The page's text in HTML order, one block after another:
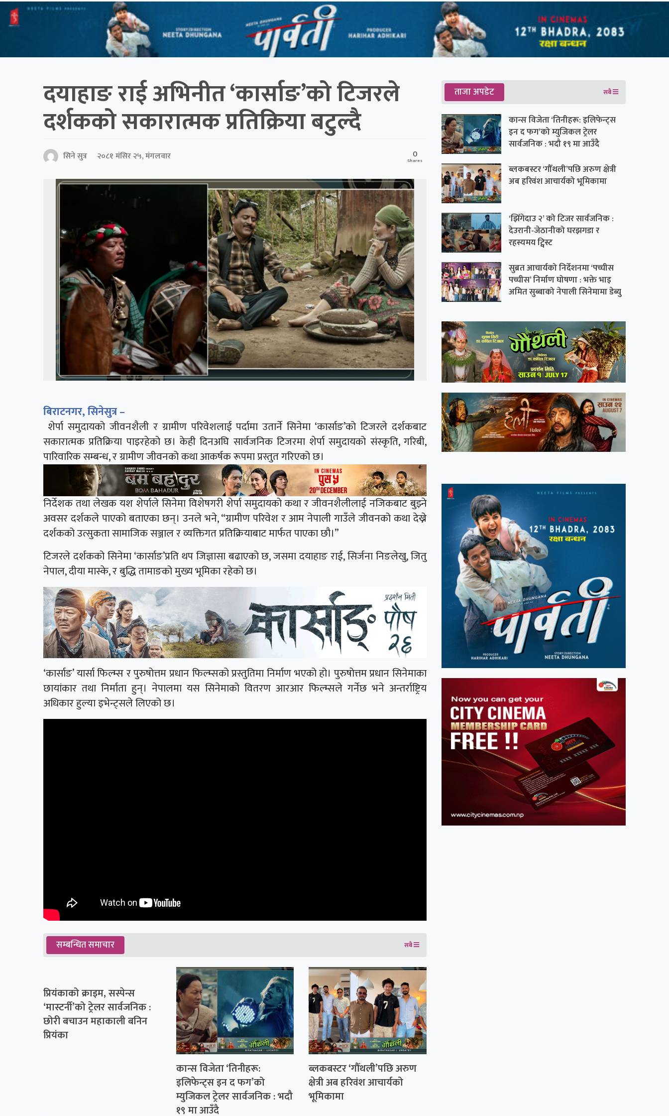
दयाहाङ राई अभिनीत ‘कार्साङ’को टिजरले
दर्शकको सकारात्मक प्रतिक्रिया बटुल्दै
सिने सुत्र २०८१ मंसिर २५, मंगलवार 0
Shares
बिराटनगर, सिनेसुत्र –
शेर्पा समुदायको जीवनशैली र ग्रामीण परिवेशलाई पर्दामा उतार्ने सिनेमा ‘कार्साङ’को टिजरले दर्शकबाट
सकारात्मक प्रतिक्रिया पाइरहेको छ। केही दिनअघि सार्वजनिक टिजरमा शेर्पा समुदायको संस्कृति, गरिबी,
पारिवारिक सम्बन्ध, र ग्रामीण जीवनको कथा आकर्षक रूपमा प्रस्तुत गरिएको छ।
निर्देशक तथा लेखक यश शेर्पाले सिनेमा विशेषगरी शेर्पा समुदायको कथा र जीवनशैलीलाई नजिकबाट बुझ्ने
अवसर दर्शकले पाएको बताएका छन्। उनले भने, “ग्रामीण परिवेश र आम नेपाली गाउँले जीवनको कथा देख्ने
दर्शकको उत्सुकता सामाजिक सञ्जाल र व्यक्तिगत प्रतिक्रियाबाट मार्फत पाएका छौ।”
टिजरले दर्शकको सिनेमा ‘कार्साङ’प्रति थप जिज्ञासा बढाएको छ, जसमा दयाहाङ राई, सिर्जना निङलेखु, जितु
नेपाल, दीया मास्के, र बुद्धि तामाङको मुख्य भूमिका रहेको छ।
‘कार्साङ’ यार्सा फिल्म्स र पुरुषोत्तम प्रधान फिल्म्सको प्रस्तुतिमा निर्माण भएको हो। पुरुषोत्तम प्रधान सिनेमाका
छायांकार तथा निर्माता हुन्। नेपालमा यस सिनेमाको वितरण आरआर फिल्म्सले गर्नेछ भने अन्तर्राष्ट्रिय
अधिकार हुल्या इभेन्ट्सले लिएको छ।
सम्बन्धित समाचार सबै
प्रियंकाको क्राइम, सस्पेन्स
‘मास्टर्नी’को ट्रेलर सार्वजनिक :
छोरी बचाउन महाकाली बनिन
प्रियंका
कान्स विजेता ‘तिनीहरू:
इलिफेन्ट्स इन द फग’को
म्युजिकल ट्रेलर सार्वजनिक : भदौ
१९ मा आउँदै
ब्लकबस्टर ‘गौँथली’पछि अरुण
क्षेत्री अब हरिवंश आचार्यको
भूमिकामा
ताजा अपडेट सबै
कान्स विजेता ‘तिनीहरू: इलिफेन्ट्स
इन द फग’को म्युजिकल ट्रेलर
सार्वजनिक : भदौ १९ मा आउँदै
ब्लकबस्टर ‘गौँथली’पछि अरुण क्षेत्री
अब हरिवंश आचार्यको भूमिकामा
‘झिँगेदाउ २’ को टिजर सार्वजनिक :
देउरानी-जेठानीको घरझगडा र
रहस्यमय ट्विस्ट
सुब्रत आचार्यको निर्देशनमा ‘पच्चीस
पच्चीस’ निर्माण घोषणा : भक्ते भाइ
अमित सुब्बाको नेपाली सिनेमामा डेब्यु